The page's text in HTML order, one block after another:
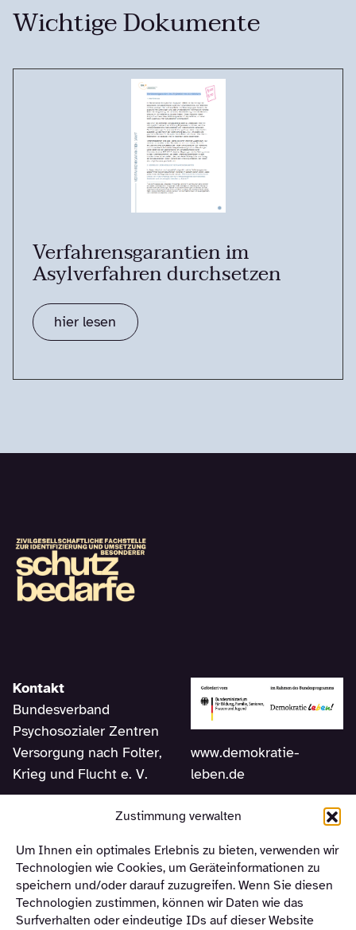
Zustimmung verwalten
Um Ihnen ein optimales Erlebnis zu bieten, verwenden wir
Technologien wie Cookies, um Geräteinformationen zu
speichern und/oder darauf zuzugreifen. Wenn Sie diesen
Technologien zustimmen, können wir Daten wie das
Surfverhalten oder eindeutige IDs auf dieser Website
Wichtige Dokumente
Verfahrensgarantien im
Asylverfahren durchsetzen
hier lesen
Kontakt
Bundesverband
Psychosozialer Zentren
Versorgung nach Folter,
Krieg und Flucht e. V.
Telefon +49 (0) 30 –
310 12 463
www.demokratie-
leben.de